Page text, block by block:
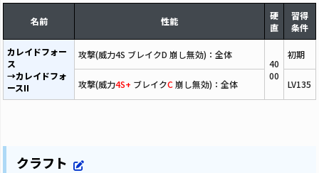
名前 性能
硬
直
習得
条件
カレイドフォー
ス
→カレイドフォ
ースII
攻撃(威力4S ブレイクD 崩し無効)：全体
40
00
初期
攻撃(威力4S+ ブレイクC 崩し無効)：全体 LV135
クラフト